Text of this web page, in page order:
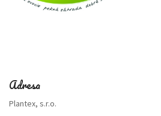
Adresa
Plantex, s.r.o.